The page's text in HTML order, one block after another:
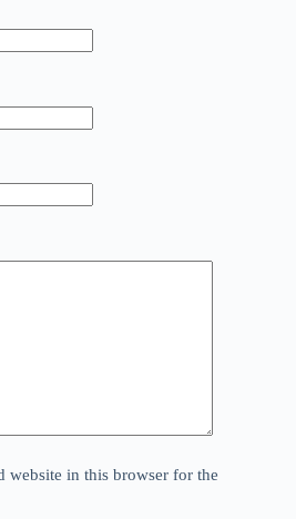
website in this browser for the